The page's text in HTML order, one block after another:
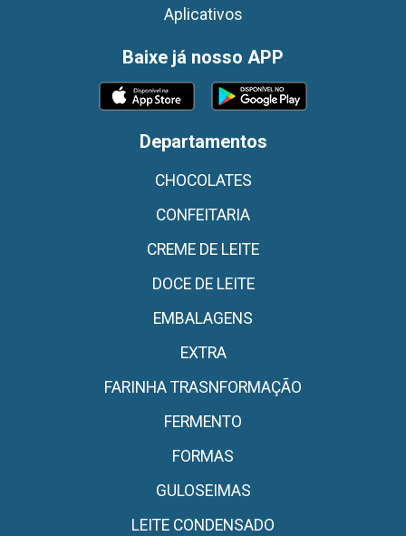
Aplicativos
Baixe já nosso APP
Departamentos
CHOCOLATES
CONFEITARIA
CREME DE LEITE
DOCE DE LEITE
EMBALAGENS
EXTRA
FARINHA TRASNFORMAÇÃO
FERMENTO
FORMAS
GULOSEIMAS
LEITE CONDENSADO